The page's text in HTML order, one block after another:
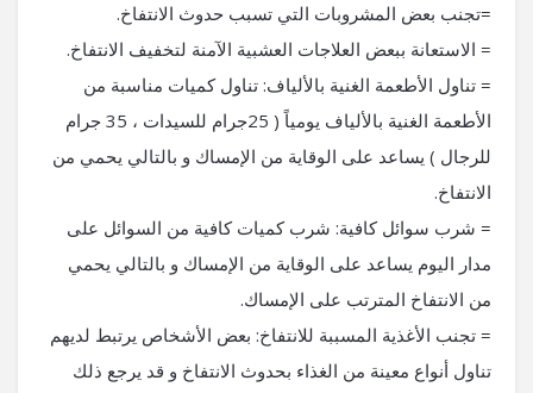
=تجنب بعض المشروبات التي تسبب حدوث الانتفاخ.
= الاستعانة ببعض العلاجات العشبية الآمنة لتخفيف الانتفاخ.
= تناول الأطعمة الغنية بالألياف: تناول كميات مناسبة من
الأطعمة الغنية بالألياف يومياً ( 25جرام للسيدات ، 35 جرام
للرجال ) يساعد على الوقاية من الإمساك و بالتالي يحمي من
الانتفاخ.
= شرب سوائل كافية: شرب كميات كافية من السوائل على
مدار اليوم يساعد على الوقاية من الإمساك و بالتالي يحمي
من الانتفاخ المترتب على الإمساك.
= تجنب الأغذية المسببة للانتفاخ: بعض الأشخاص يرتبط لديهم
تناول أنواع معينة من الغذاء بحدوث الانتفاخ و قد يرجع ذلك